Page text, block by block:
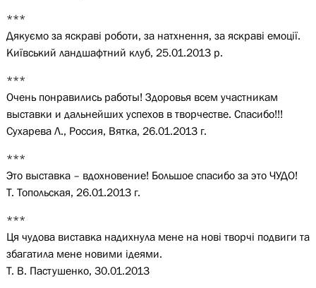
***
Дякуємо за яскраві роботи, за натхнення, за яскраві емоції.
Київський ландшафтний клуб, 25.01.2013 р.
***
Очень понравились работы! Здоровья всем участникам
выставки и дальнейших успехов в творчестве. Спасибо!!!
Сухарева Л., Россия, Вятка, 26.01.2013 г.
***
Это выставка – вдохновение! Большое спасибо за это ЧУДО!
Т. Топольская, 26.01.2013 г.
***
Ця чудова виставка надихнула мене на нові творчі подвиги та
збагатила мене новими ідеями.
Т. В. Пастушенко, 30.01.2013